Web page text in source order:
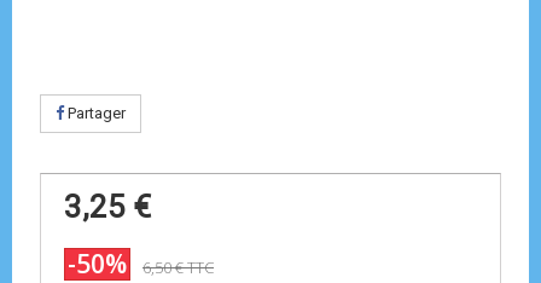
Partager
3,25 €
-50% 6,50 €TTC